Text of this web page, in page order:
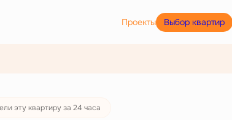
Проекты Выбор квартир
эту квартиру за 24 часа